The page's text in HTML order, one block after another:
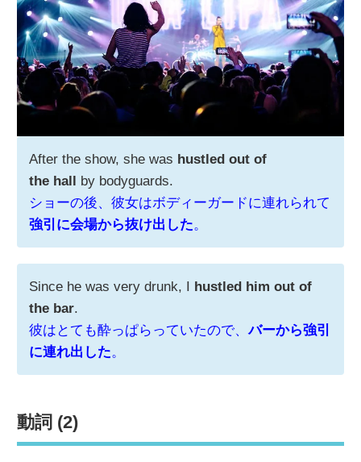
After the show, she was hustled out of
the hall
by bodyguards.
ショーの後、彼女はボディーガードに連れられて
強引に会場から抜け出した。
Since he was very drunk, I
hustled him out of
the bar.
彼はとても酔っぱらっていたので、バーから強引
に連れ出した。
動詞 (2)